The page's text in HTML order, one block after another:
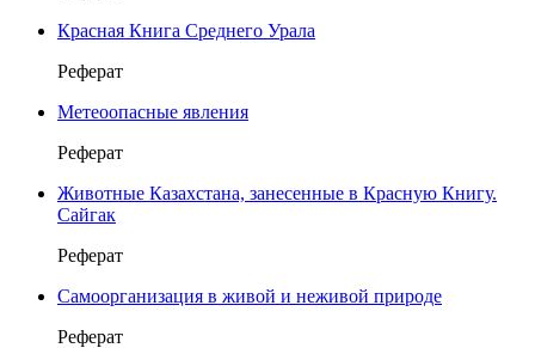
Красная Книга Среднего Урала
Реферат
Метеоопасные явления
Реферат
Животные Казахстана, занесенные в Красную Книгу.
Сайгак
Реферат
Самоорганизация в живой и неживой природе
Реферат